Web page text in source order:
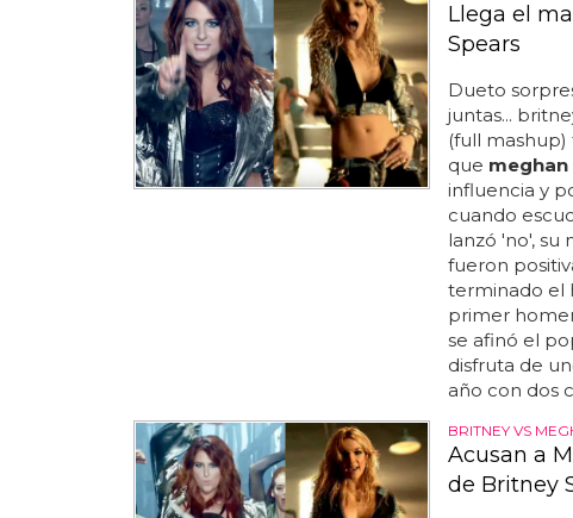
Llega el
Spears
Dueto
juntas...
(full
que
influencia y
cuando
lanzó 'no', su
fueron
terminado el
primer
se afinó el
disfruta de
año con dos
BRITNEY VS
Acusan a
de Britney